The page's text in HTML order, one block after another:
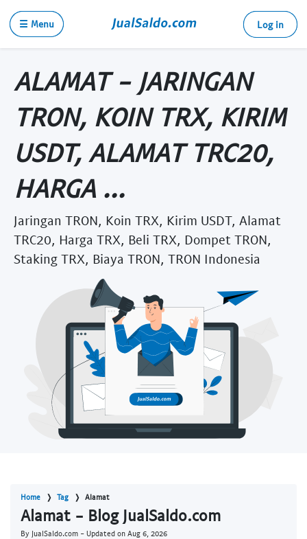
☰ Menu Log in
ALAMAT - JARINGAN
TRON, KOIN TRX, KIRIM
USDT, ALAMAT TRC20,
HARGA ...
Jaringan TRON, Koin TRX, Kirim USDT, Alamat
TRC20, Harga TRX, Beli TRX, Dompet TRON,
Staking TRX, Biaya TRON, TRON Indonesia
Home Tag Alamat
Alamat - Blog JualSaldo.com
By JualSaldo.com - Updated on Aug 6, 2026